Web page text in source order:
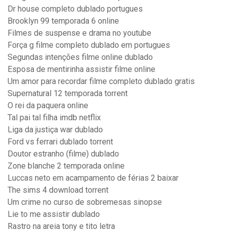
Dr house completo dublado portugues
Brooklyn 99 temporada 6 online
Filmes de suspense e drama no youtube
Força g filme completo dublado em portugues
Segundas intenções filme online dublado
Esposa de mentirinha assistir filme online
Um amor para recordar filme completo dublado gratis
Supernatural 12 temporada torrent
O rei da paquera online
Tal pai tal filha imdb netflix
Liga da justiça war dublado
Ford vs ferrari dublado torrent
Doutor estranho (filme) dublado
Zone blanche 2 temporada online
Luccas neto em acampamento de férias 2 baixar
The sims 4 download torrent
Um crime no curso de sobremesas sinopse
Lie to me assistir dublado
Rastro na areia tony e tito letra